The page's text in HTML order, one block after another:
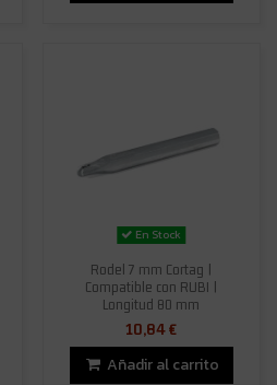
En Stock
Rodel 7 mm Cortag |
Compatible con RUBI |
Longitud 80 mm
10,84 €
Añadir al carrito